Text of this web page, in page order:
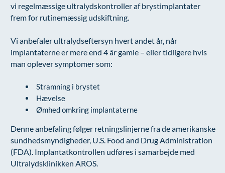
vi regelmæssige ultralydskontroller af brystimplantater
frem for rutinemæssig udskiftning.
Vi anbefaler ultralydseftersyn hvert andet år, når
implantaterne er mere end 4 år gamle – eller tidligere hvis
man oplever symptomer som:
Stramning i brystet
Hævelse
Ømhed omkring implantaterne
Denne anbefaling følger retningslinjerne fra de amerikanske
sundhedsmyndigheder, U.S. Food and Drug Administration
(FDA). Implantatkontrollen udføres i samarbejde med
Ultralydsklinikken AROS.